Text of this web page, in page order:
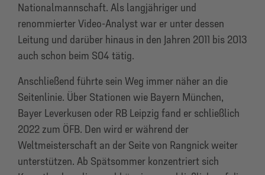
Nationalmannschaft. Als langjähriger und
renommierter Video-Analyst war er unter dessen
Leitung und darüber hinaus in den Jahren 2011 bis 2013
auch schon beim S04 tätig.
Anschließend führte sein Weg immer näher an die
Seitenlinie. Über Stationen wie Bayern München,
Bayer Leverkusen oder RB Leipzig fand er schließlich
2022 zum ÖFB. Den wird er während der
Weltmeisterschaft an der Seite von Rangnick weiter
unterstützen. Ab Spätsommer konzentriert sich